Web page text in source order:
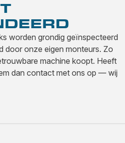
worden grondig geïnspecteerd
door onze eigen monteurs. Zo
machine koopt. Heeft
dan contact met ons op — wij